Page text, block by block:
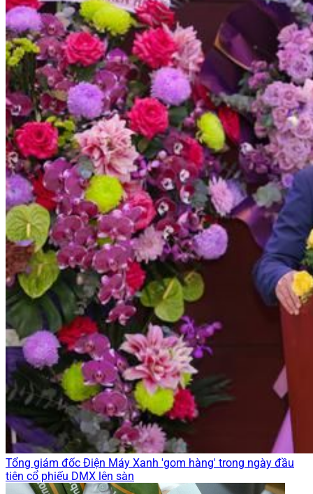
Tổng giám đốc Điện Máy Xanh 'gom hàng' trong ngày đầu
tiên cổ phiếu DMX lên sàn